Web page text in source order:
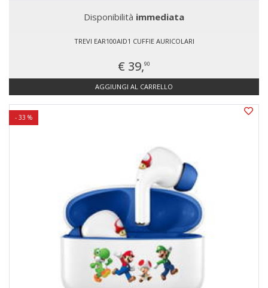
Disponibilità immediata
TREVI EAR100AID1 CUFFIE AURICOLARI
€ 39,90
AGGIUNGI AL CARRELLO
- 33 %